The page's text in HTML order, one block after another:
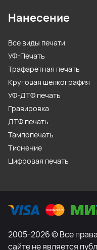
Нанесение
Все виды печати
УФ-Печать
Трафаретная печать
Круговая шелкография
УФ-ДТФ печать
Гравировка
ДТФ печать
Тампопечать
Тиснение
Цифровая печать
2005-2026 © Все
сайте не является